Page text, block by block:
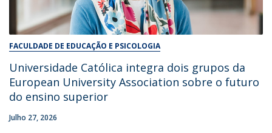
FACULDADE DE EDUCAÇÃO E PSICOLOGIA
Universidade Católica integra dois grupos da
European University Association sobre o futuro
do ensino superior
Julho 27, 2026